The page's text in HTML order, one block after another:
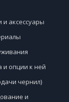
аксессуары
опции к ней
чернил)
и